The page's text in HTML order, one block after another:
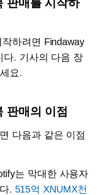
하려면 Findaway
다. 기사의 다음 장
요.
매의 이점
다음과 같은 이점
는 막대한 사용자
. 515억 XNUMX천